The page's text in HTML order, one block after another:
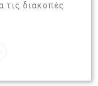
τις διακοπές